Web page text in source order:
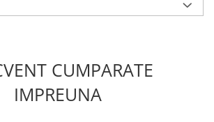
CUMPARATE
IMPREUNA